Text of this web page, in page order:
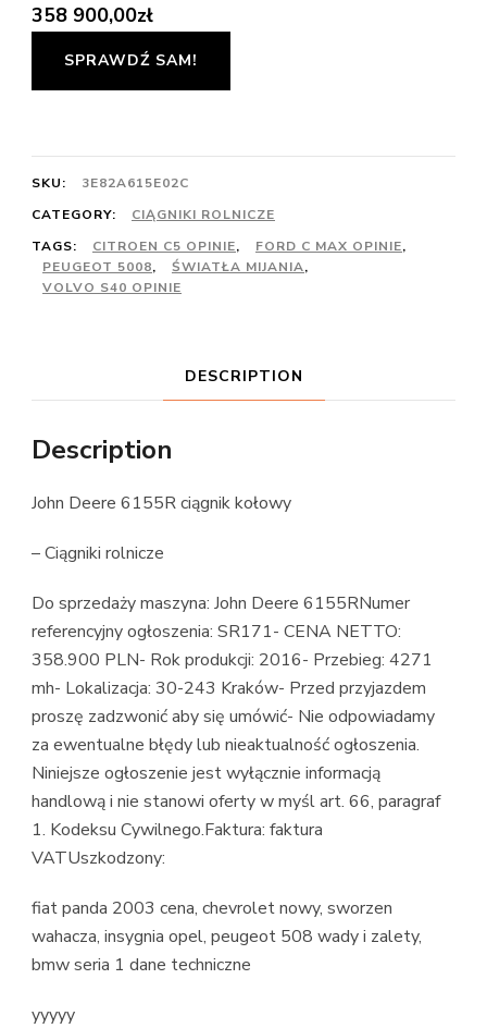
358 900,00zł
SPRAWDŹ SAM!
SKU:
3E82A615E02C
CATEGORY:
CIĄGNIKI ROLNICZE
TAGS:
CITROEN C5 OPINIE, FORD C MAX OPINIE,
PEUGEOT 5008, ŚWIATŁA MIJANIA,
VOLVO S40 OPINIE
DESCRIPTION
Description
John Deere 6155R ciągnik kołowy
– Ciągniki rolnicze
Do sprzedaży maszyna: John Deere 6155RNumer
referencyjny ogłoszenia: SR171- CENA NETTO:
358.900 PLN- Rok produkcji: 2016- Przebieg: 4271
mh- Lokalizacja: 30-243 Kraków- Przed przyjazdem
proszę zadzwonić aby się umówić- Nie odpowiadamy
za ewentualne błędy lub nieaktualność ogłoszenia.
Niniejsze ogłoszenie jest wyłącznie informacją
handlową i nie stanowi oferty w myśl art. 66, paragraf
1. Kodeksu Cywilnego.Faktura: faktura
VATUszkodzony:
fiat panda 2003 cena, chevrolet nowy, sworzen
wahacza, insygnia opel, peugeot 508 wady i zalety,
bmw seria 1 dane techniczne
yyyyy